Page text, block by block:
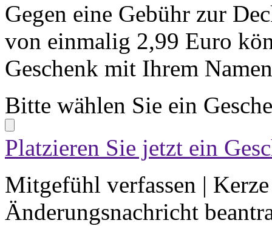
Gegen eine Gebühr zur
von einmalig 2,99 Euro
Geschenk mit Ihrem
Bitte wählen Sie ein
Platzieren Sie jetzt ein
Mitgefühl verfassen |
Änderungsnachricht